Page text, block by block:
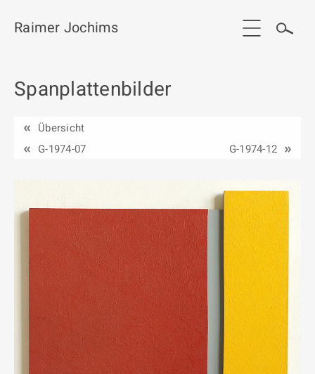
Start
Werkgruppen / Work groups
Vita
Publikationen
Kontakt
Raimer Jochims
Spanplattenbilder
Übersicht
G-1974-07
G-1974-12